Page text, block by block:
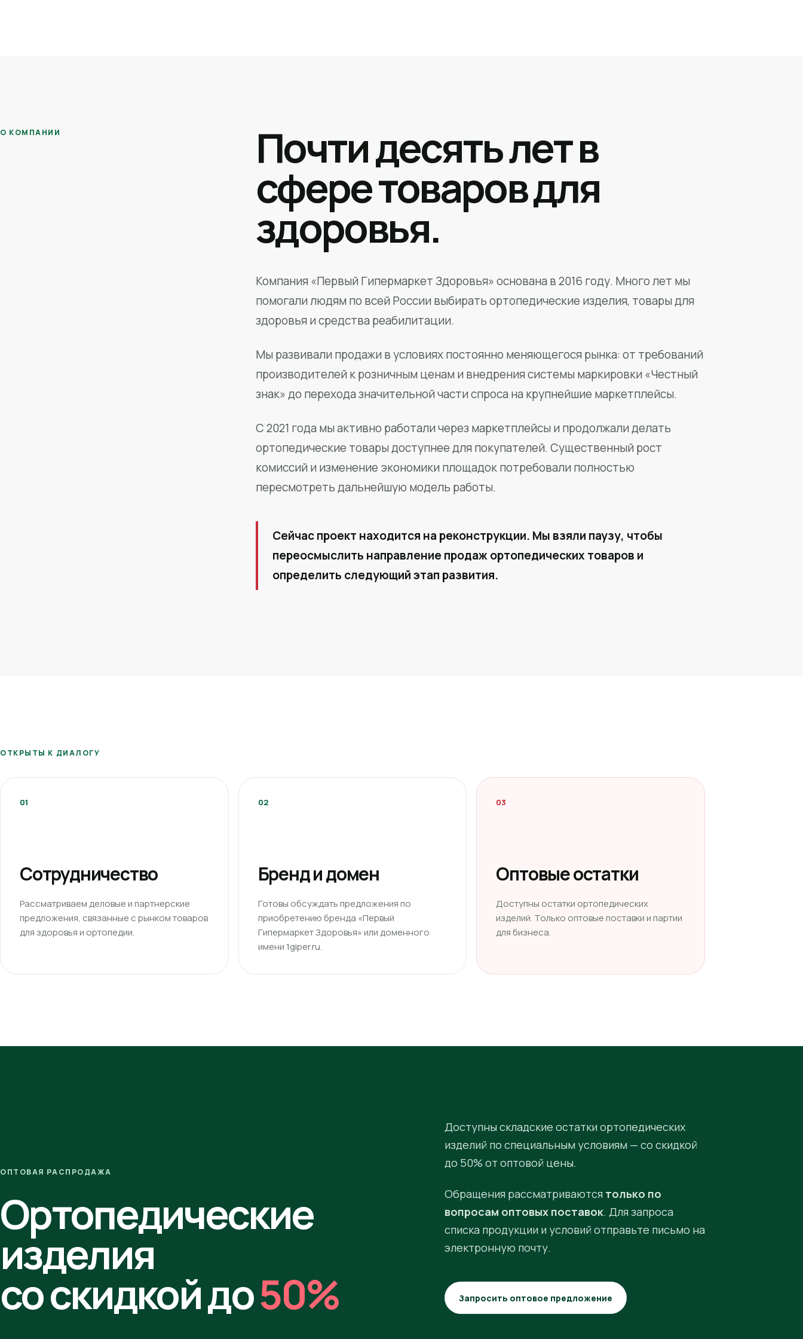
О КОМПАНИИ Почти десять лет в
сфере товаров для
здоровья.
Компания «Первый Гипермаркет Здоровья» основана в 2016 году. Много лет мы
помогали людям по всей России выбирать ортопедические изделия, товары для
здоровья и средства реабилитации.
Мы развивали продажи в условиях постоянно меняющегося рынка: от требований
производителей к розничным ценам и внедрения системы маркировки «Честный
знак» до перехода значительной части спроса на крупнейшие маркетплейсы.
С 2021 года мы активно работали через маркетплейсы и продолжали делать
ортопедические товары доступнее для покупателей. Существенный рост
комиссий и изменение экономики площадок потребовали полностью
пересмотреть дальнейшую модель работы.
Сейчас проект находится на реконструкции. Мы взяли паузу, чтобы
переосмыслить направление продаж ортопедических товаров и
определить следующий этап развития.
ОТКРЫТЫ К ДИАЛОГУ
01
Сотрудничество
Рассматриваем деловые и партнерские
предложения, связанные с рынком товаров
для здоровья и ортопедии.
02
Бренд и домен
Готовы обсуждать предложения по
приобретению бренда «Первый
Гипермаркет Здоровья» или доменного
имени 1giper.ru.
03
Оптовые остатки
Доступны остатки ортопедических
изделий. Только оптовые поставки и партии
для бизнеса.
ОПТОВАЯ РАСПРОДАЖА
Ортопедические
изделия
со скидкой до50%
Доступны складские остатки ортопедических
изделий по специальным условиям — со скидкой
до 50% от оптовой цены.
Обращения рассматриваются только по
вопросам оптовых поставок. Для запроса
списка продукции и условий отправьте письмо на
электронную почту.
Запросить оптовое предложение